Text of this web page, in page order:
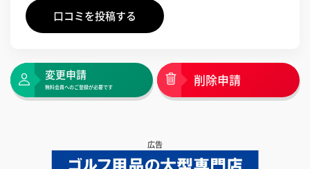
口コミを投稿する
変更申請
無料会員へのご登録が必要です 削除申請
広告